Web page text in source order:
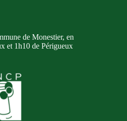
de Monestier, en
et 1h10 de Périgueux